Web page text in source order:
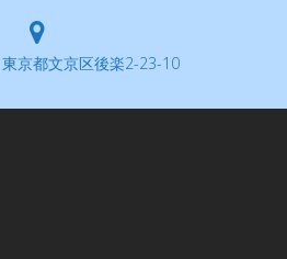
京都文京区後楽2-23-10